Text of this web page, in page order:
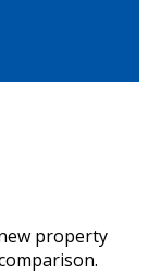
property